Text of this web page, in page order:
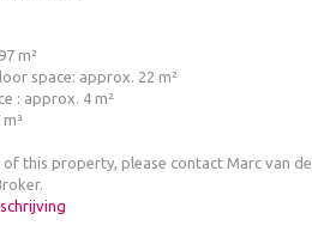
m²
space: approx. 22 m²
: approx. 4 m²
this property, please contact Marc van